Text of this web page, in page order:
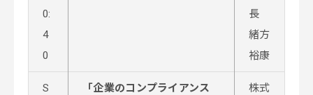
0:
4
0
長
緒方
裕康
S
「企業のコンプライアンス
株式